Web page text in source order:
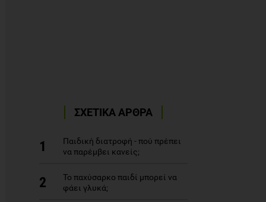
ΣΧΕΤΙΚΑ ΑΡΘΡΑ
1
Παιδική διατροφή - πού πρέπει
να παρέμβει κανείς;
2
Το παχύσαρκο παιδί μπορεί να
φάει γλυκά;